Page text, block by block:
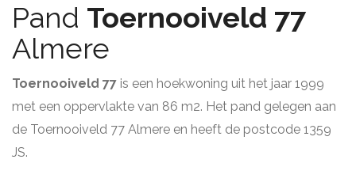
Pand Toernooiveld 77
Almere
Toernooiveld 77 is een hoekwoning uit het jaar 1999
met een oppervlakte van 86 m2. Het pand gelegen aan
de Toernooiveld 77 Almere en heeft de postcode 1359
JS.